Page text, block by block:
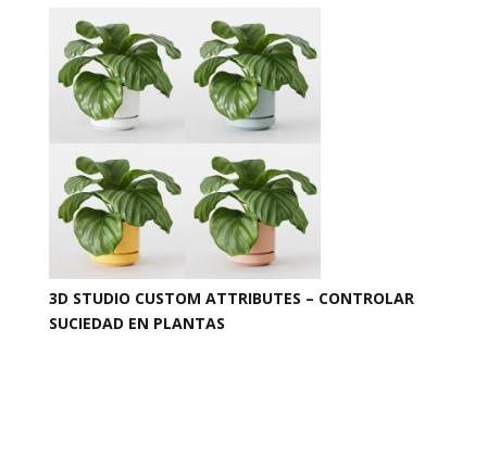
3D STUDIO CUSTOM ATTRIBUTES – CONTROLAR
SUCIEDAD EN PLANTAS